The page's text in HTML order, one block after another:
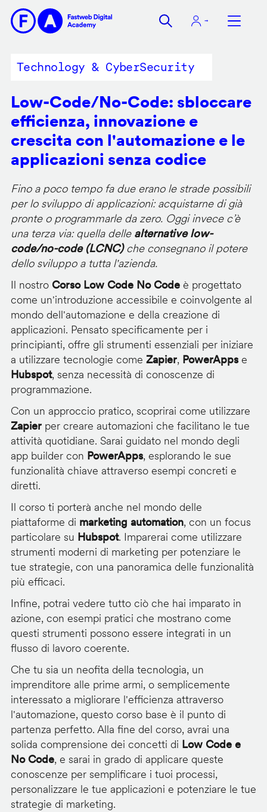
contenuto
Technology & CyberSecurity
Low-Code/No-Code: sbloccare
efficienza, innovazione e
crescita con l'automazione e le
applicazioni senza codice
Fino a poco tempo fa due erano le strade possibili
per lo sviluppo di applicazioni: acquistarne di già
pronte o programmarle da zero. Oggi invece c’è
una terza via: quella delle alternative low-
code/no-code (LCNC)che consegnano il potere
dello sviluppo a tutta l'azienda.
Il nostro Corso Low Code No Codeè progettato
come un'introduzione accessibile e coinvolgente al
mondo dell'automazione e della creazione di
applicazioni. Pensato specificamente per i
principianti, offre gli strumenti essenziali per iniziare
a utilizzare tecnologie come Zapier, PowerAppse
Hubspot, senza necessità di conoscenze di
programmazione.
Con un approccio pratico, scoprirai come utilizzare
Zapierper creare automazioni che facilitano le tue
attività quotidiane. Sarai guidato nel mondo degli
app builder con PowerApps, esplorando le sue
funzionalità chiave attraverso esempi concreti e
diretti.
Il corso ti porterà anche nel mondo delle
piattaforme di marketing automation, con un focus
particolare su Hubspot. Imparerai come utilizzare
strumenti moderni di marketing per potenziare le
tue strategie, con una panoramica delle funzionalità
più efficaci.
Infine, potrai vedere tutto ciò che hai imparato in
azione, con esempi pratici che mostrano come
questi strumenti possono essere integrati in un
flusso di lavoro coerente.
Che tu sia un neofita della tecnologia, un
imprenditore alle prime armi, o semplicemente
interessato a migliorare l'efficienza attraverso
l'automazione, questo corso base è il punto di
partenza perfetto. Alla fine del corso, avrai una
solida comprensione dei concetti di Low Code e
No Code, e sarai in grado di applicare queste
conoscenze per semplificare i tuoi processi,
personalizzare le tue applicazioni e potenziare le tue
strategie di marketing.